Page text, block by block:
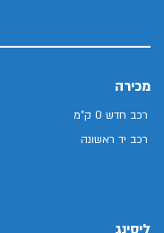
מכירה
רכב חדש 0 ק"מ
רכב יד ראשונה
ליסינג